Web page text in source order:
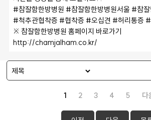
#참잘함한방병원 #참잘함한방병원서울 #참잘
#척추관협착증 #협착증 #오십견 #허리통증
※ 참잘함한방병원 홈페이지 바로가기
http://chamjalham.co.kr/
1 2 3 4 5 다